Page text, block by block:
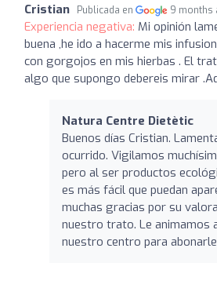
Cristian Publicada en 9 months
Experiencia negativa: Mi opinión
buena ,he ido a hacerme mis
con gorgojos en mis hierbas . El
algo que supongo debereis mirar
Natura Centre Dietètic
Buenos días Cristian.
ocurrido. Vigilamos
pero al ser productos
es más fácil que puedan
muchas gracias por su
nuestro trato. Le animamos
nuestro centro para